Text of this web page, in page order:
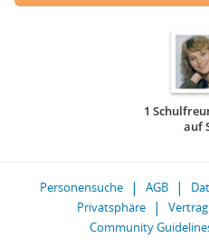
1
auf
Personensuche AGB
Privatsphäre
Community